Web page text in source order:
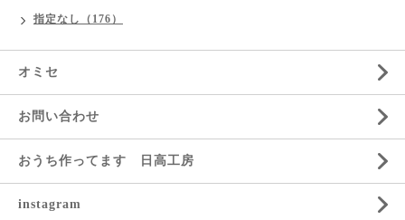
指定なし（176）
オミセ
お問い合わせ
おうち作ってます 日高工房
instagram